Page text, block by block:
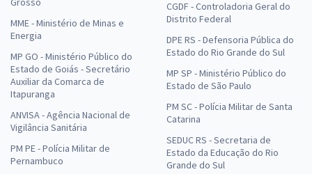
MME - Ministério de Minas e
Energia
MP GO - Ministério Público do
Estado de Goiás - Secretário
Auxiliar da Comarca de
Itapuranga
ANVISA - Agência Nacional de
Vigilância Sanitária
PM PE - Polícia Militar de
Pernambuco
CGDF - Controladoria Geral do
Distrito Federal
DPE RS - Defensoria Pública do
Estado do Rio Grande do Sul
MP SP - Ministério Público do
Estado de São Paulo
PM SC - Polícia Militar de Santa
Catarina
SEDUC RS - Secretaria de
Estado da Educação do Rio
Grande do Sul